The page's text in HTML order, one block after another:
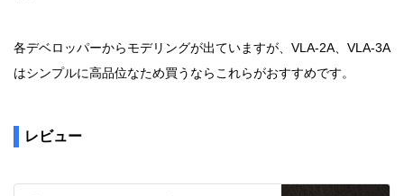
各デベロッパーからモデリングが出ていますが、VLA-2A、VLA-3A
はシンプルに高品位なため買うならこれらがおすすめです。
レビュー